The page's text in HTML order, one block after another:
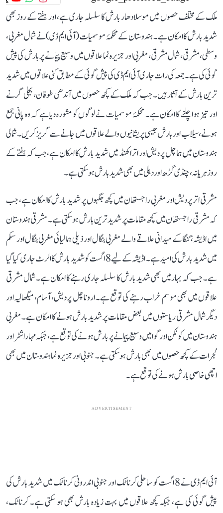
ملک کے مختلف حصوں میں موسلادھار بارش کا سلسلہ جاری ہے، اور ہفتے کے روز بھی
شدید بارش کا امکان ہے۔ ہندوستان کے محکمۂ موسمیات (آئی ایم ڈی) نے شمال مغربی،
وسطی، مشرقی، شمال مشرقی، مغربی اور جزیرہ نما علاقوں میں وسیع پیمانے پر بارش کی پیش
گوئی کی ہے۔ جمعہ کی رات جاری آئی ایم ڈی کی پیش گوئی کے مطابق کئی علاقوں میں شدید
ترین بارش کے آثار ہیں۔ جب کہ ملک کے کچھ حصوں میں آندھی طوفان، بجلی گرنے
اور تیز ہوا چلنے کا امکان ہے۔ محکمۂ موسمیات نے لوگوں کو مشورہ دیا ہے کہ وہ پانی جمع
ہونے، سیلاب اور بارش جیسی پریشانیوں والے علاقوں میں جانے سے گریز کریں۔ شمالی
ہندوستان میں ہماچل پردیش اور اتراکھنڈ میں شدید بارش کا امکان ہے، جب کہ ہفتے کے
روز ہریانہ، چنڈی گڑھ اور دہلی میں بھی شدید بارش ہوسکتی ہے۔
مشرقی اتر پردیش اور مغربی راجستھان میں کچھ جگہوں پر شدید بارش کا امکان ہے، جب
کہ مشرقی راجستھان میں کچھ مقامات پر شدید ترین بارش ہوسکتی ہے۔ مشرقی ہندوستان
میں اڈیشہ، گنگا کے میدانی علاقے والے مغربی بنگال اور ذیلی ہمالیائی مغربی بنگال اور سکم
میں شدید بارش کی امید ہے۔ اڈیشہ کے لیے 8 اگست کو شدید بارش کا الرٹ جاری کیا گیا
ہے۔ جب کہ بہار میں بھی شدید بارش کا سلسلہ جاری رہنے کا امکان ہے۔ شمال مشرقی
علاقوں میں بھی موسم خراب رہنے کی توقع ہے۔ اروناچل پردیش، آسام، میگھالیہ اور
دیگر شمال مشرقی ریاستوں میں بعض مقامات پر شدید بارش ہونے کا امکان ہے۔ مغربی
ہندوستان میں کونکن اور گوا میں وسیع پیمانے پر بارش ہونے کی توقع ہے، جبکہ مہاراشٹر اور
گجرات کے کچھ حصوں میں بھی بارش ہو سکتی ہے۔ جنوبی اور جزیرہ نما ہندوستان میں بھی
اچھی خاصی بارش ہونے کی توقع ہے۔
ADVERTISEMENT
آئی ایم ڈی نے 8 اگست کو ساحلی کرناٹک اور جنوبی اندرونی کرناٹک میں شدید بارش کی
پیش گوئی کی ہے، جبکہ کچھ علاقوں میں بہت زیادہ بارش بھی ہو سکتی ہے۔ کرناٹک،